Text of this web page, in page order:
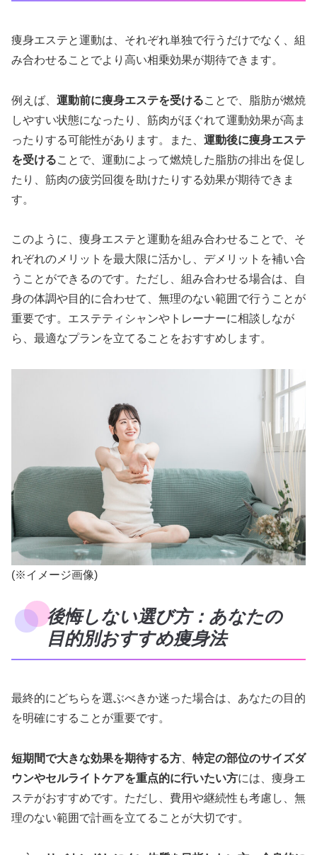
痩身エステと運動は、それぞれ単独で行うだけでなく、組
み合わせることでより高い相乗効果が期待できます。
例えば、 運動前に痩身エステを受けることで、脂肪が燃焼
しやすい状態になったり、筋肉がほぐれて運動効果が高ま
ったりする可能性があります。また、 運動後に痩身エステ
を受けることで、運動によって燃焼した脂肪の排出を促し
たり、筋肉の疲労回復を助けたりする効果が期待できま
す。
このように、痩身エステと運動を組み合わせることで、そ
れぞれのメリットを最大限に活かし、デメリットを補い合
うことができるのです。ただし、組み合わせる場合は、自
身の体調や目的に合わせて、無理のない範囲で行うことが
重要です。エステティシャンやトレーナーに相談しなが
ら、最適なプランを立てることをおすすめします。
(※イメージ画像)
後悔しない選び方：あなたの
目的別おすすめ痩身法
最終的にどちらを選ぶべきか迷った場合は、あなたの目的
を明確にすることが重要です。
短期間で大きな効果を期待する方
特定の部位のサイズダ
ウンやセルライトケアを重点的に行いたい方には、痩身エ
ステがおすすめです。ただし、費用や継続性も考慮し、無
理のない範囲で計画を立てることが大切です。